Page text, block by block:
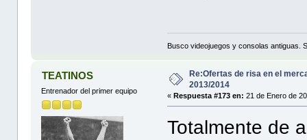
Busco videojuegos y consolas antiguas.
TEATINOS
Entrenador del primer equipo
Re:Ofertas de risa en el
2013/2014
«Respuesta #173 en: 21 de Enero de
Totalmente de